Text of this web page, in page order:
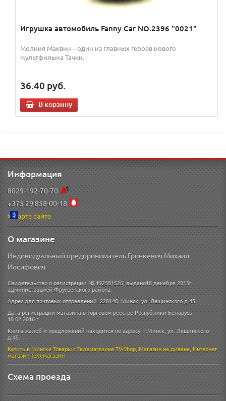
Игрушка автомобиль Fanny Car NO.2396 "0021"
Молния Маквин – один из главных героев нового
мультфильма Тачки.
36.40 руб.
В корзину
Информация
8029-192-70-70
+375 29 858-00-18
Карта сайта
О магазине
Индивидуальный предприниматель Гринкевич Михаил
Иосифович
Свидетельство о регистрации № 192581526, выдано18 декабря 2015г.
администрацией Фрунзенского района.
Адрес для почтовых отправлений: 220140, Минск, ул. Лещинского д 45.
Дата регистрации магазина в Торговом реестре Республики Беларусь
18.02.2016 г
Книга жалоб и предложений находится по адресу: г.Минск, ул. Лещинского
д.45.
Купить в МинскеТовары с Телемагазина TV-Shop,Магазин на диване,Интернет
магазинТелемагазин
Схема проезда